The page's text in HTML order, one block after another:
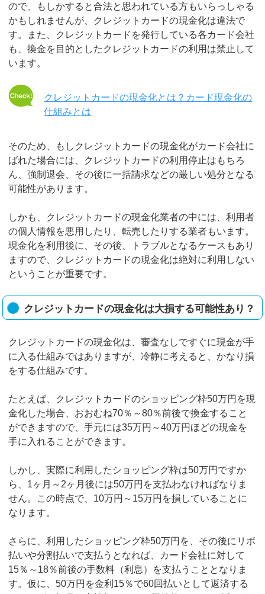
ので、もしかすると合法と思われている方もいらっしゃる
かもしれませんが、クレジットカードの現金化は違法で
す。また、クレジットカードを発行している各カード会社
も、換金を目的としたクレジットカードの利用は禁止して
います。
クレジットカードの現金化とは？カード現金化の
仕組みとは
そのため、もしクレジットカードの現金化がカード会社に
ばれた場合には、クレジットカードの利用停止はもちろ
ん、強制退会、その後に一括請求などの厳しい処分となる
可能性があります。
しかも、クレジットカードの現金化業者の中には、利用者
の個人情報を悪用したり、転売したりする業者もいます。
現金化を利用後に、その後、トラブルとなるケースもあり
ますので、クレジットカードの現金化は絶対に利用しない
ということが重要です。
クレジットカードの現金化は大損する可能性あり？
クレジットカードの現金化は、審査なしですぐに現金が手
に入る仕組みではありますが、冷静に考えると、かなり損
をする仕組みです。
たとえば、クレジットカードのショッピング枠50万円を現
金化した場合、おおむね70％～80％前後で換金すること
ができますので、手元には35万円～40万円ほどの現金を
手に入れることができます。
しかし、実際に利用したショッピング枠は50万円ですか
ら、1ヶ月～2ヶ月後には50万円を支払わなければなりま
せん。この時点で、10万円～15万円を損していることに
なります。
さらに、利用したショッピング枠50万円を、その後にリボ
払いや分割払いで支払うとなれば、カード会社に対して
15％～18％前後の手数料（利息）を支払うこととなりま
す。仮に、50万円を金利15％で60回払いとして返済する